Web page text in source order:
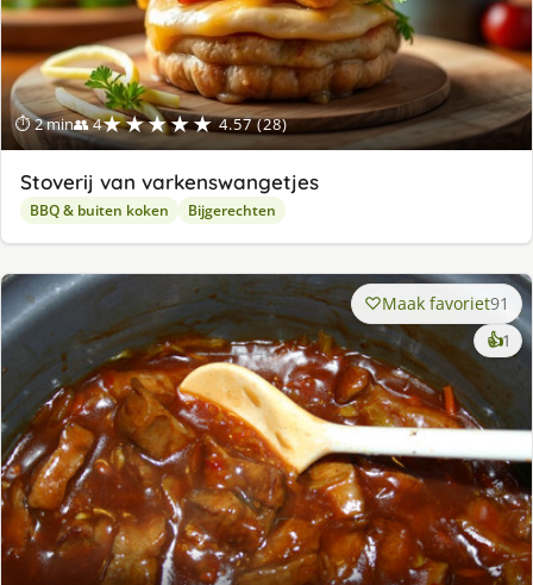
⏱ 2 min👥 4★★★★★ 4.57 (28)
Stoverij van varkenswangetjes
BBQ & buiten koken Bijgerechten
Maak favoriet91
👍1